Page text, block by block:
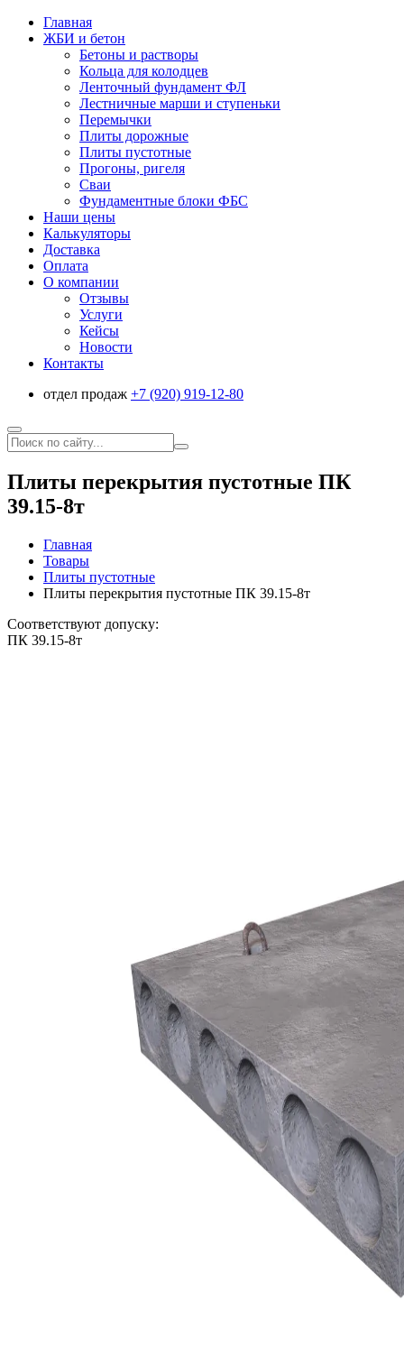
Главная
ЖБИ и бетон
Бетоны и растворы
Кольца для колодцев
Ленточный фундамент ФЛ
Лестничные марши и ступеньки
Перемычки
Плиты дорожные
Плиты пустотные
Прогоны, ригеля
Сваи
Фундаментные блоки ФБС
Наши цены
Калькуляторы
Доставка
Оплата
О компании
Отзывы
Услуги
Кейсы
Новости
Контакты
отдел продаж +7 (920) 919-12-80
Плиты перекрытия пустотные ПК
39.15-8т
Главная
Товары
Плиты пустотные
Плиты перекрытия пустотные ПК 39.15-8т
Соответствуют допуску:
ПК 39.15-8т